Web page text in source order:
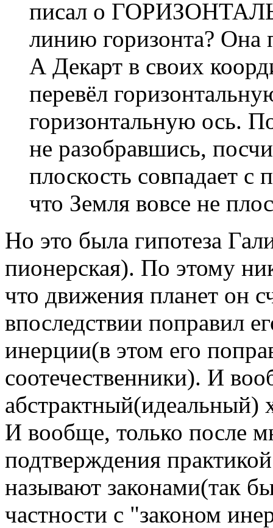
писал о
линию горизонта?
А Декарт в своих
перевёл
горизонтальную ось.
не разобравшись,
плоскость совпадает с
что Земля вовсе не
Но это была гипотеза
пионерская). По этому
что движения планет он
впоследствии поправил
инерции(в этом его
соотечественники). И
абстрактный(идеальный)
И вообще, только после
подтверждения
называют законами(так
частности с "законом